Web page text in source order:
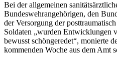
Bei der allgemeinen
Bundeswehrangehörigen, den
der Versorgung der
Soldaten „wurden Entwicklungen
bewusst schöngeredet“, monierte
kommenden Woche aus dem Amt